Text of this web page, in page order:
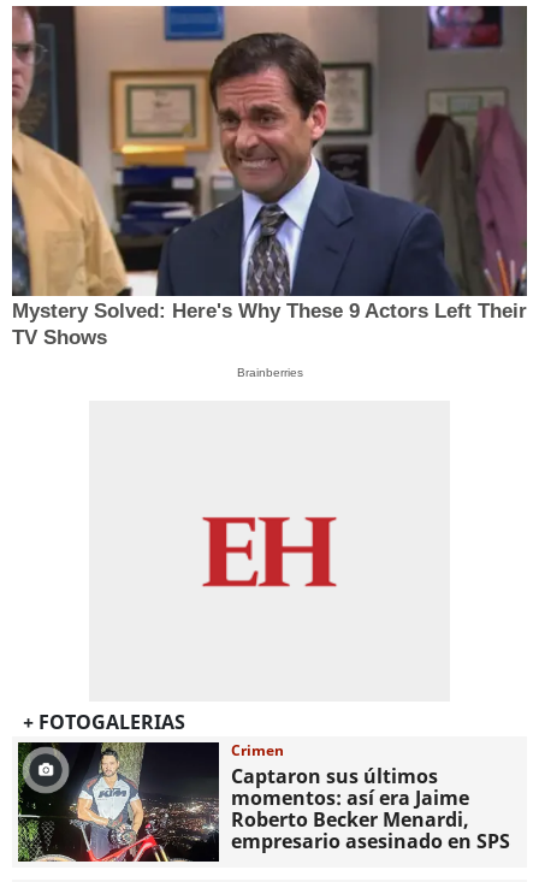
Mystery Solved: Here's Why These 9 Actors Left Their
TV Shows
Brainberries
+ FOTOGALERIAS
Crimen
Captaron sus últimos
momentos: así era Jaime
Roberto Becker Menardi​​​,
empresario asesinado en SPS